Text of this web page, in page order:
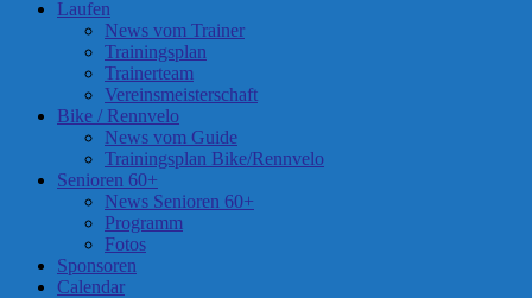
Laufen
News vom Trainer
Trainingsplan
Trainerteam
Vereinsmeisterschaft
Bike / Rennvelo
News vom Guide
Trainingsplan Bike/Rennvelo
Senioren 60+
News Senioren 60+
Programm
Fotos
Sponsoren
Calendar